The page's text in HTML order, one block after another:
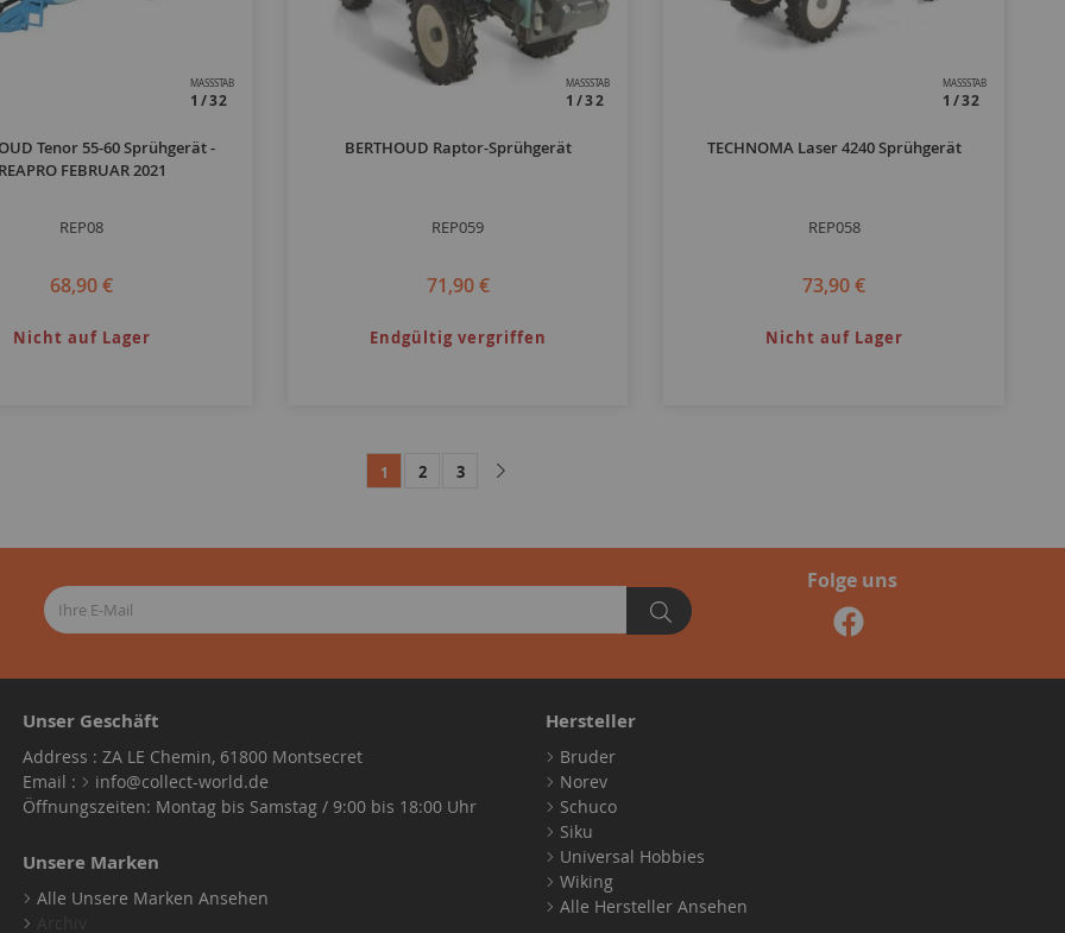
MASSSTAB
1/32
Tenor 55-60 Sprühgerät -
REAPRO FEBRUAR 2021
REP08
68,90 €
Nicht auf Lager
MASSSTAB
1/32
BERTHOUD Raptor-Sprühgerät
REP059
71,90 €
Endgültig vergriffen
MASSSTAB
1/32
TECHNOMA Laser 4240 Sprühgerät
REP058
73,90 €
Nicht auf Lager
1 2 3
Folge uns
Unser Geschäft
Address : ZA LE Chemin, 61800 Montsecret
Email :
info@collect-world.de
Öffnungszeiten: Montag bis Samstag / 9:00 bis 18:00 Uhr
Unsere Marken
Alle Unsere Marken Ansehen
Hersteller
Bruder
Norev
Schuco
Siku
Universal Hobbies
Wiking
Alle Hersteller Ansehen